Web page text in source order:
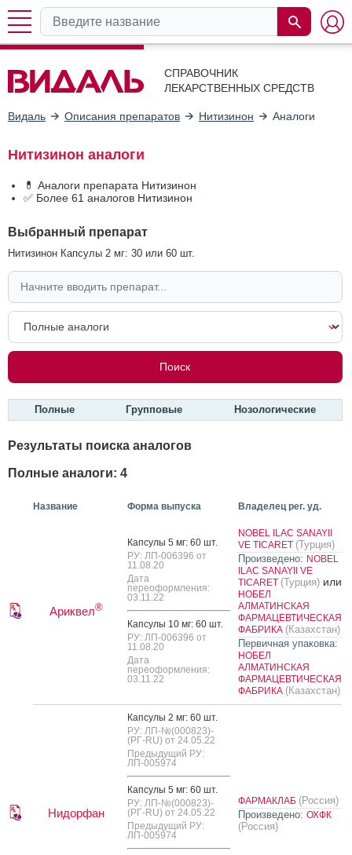
СПРАВОЧНИК
ЛЕКАРСТВЕННЫХ СРЕДСТВ
Видаль Описания препаратов Нитизинон Аналоги
Нитизинон аналоги
💊 Аналоги препарата Нитизинон
✅ Более 61 аналогов Нитизинон
Выбранный препарат
Нитизинон Капсулы 2 мг: 30 или 60 шт.
Полные Групповые Нозологические
Результаты поиска аналогов
Полные аналоги: 4
Название Форма выпуска Владелец рег. уд.
Ариквел®
Кап­су­лы 5 мг: 60 шт.
РУ: ЛП-006396 от
11.08.20
Дата
переоформления:
03.11.22
Кап­су­лы 10 мг: 60 шт.
РУ: ЛП-006396 от
11.08.20
Дата
переоформления:
03.11.22
NOBEL ILAC SANAYII
VE TICARET (Турция)
Произведено: NOBEL
ILAC SANAYII VE
TICARET (Турция) или
НОБЕЛ
АЛМАТИНСКАЯ
ФАРМАЦЕВТИЧЕСКАЯ
ФАБРИКА (Казахстан)
Первичная упаковка:
НОБЕЛ
АЛМАТИНСКАЯ
ФАРМАЦЕВТИЧЕСКАЯ
ФАБРИКА (Казахстан)
Нидорфан
Кап­су­лы 2 мг: 60 шт.
РУ: ЛП-№(000823)-
(РГ-RU) от 24.05.22
Предыдущий РУ:
ЛП-005974
Кап­су­лы 5 мг: 60 шт.
РУ: ЛП-№(000823)-
(РГ-RU) от 24.05.22
Предыдущий РУ:
ЛП-005974
ФАРМАКЛАБ (Россия)
Произведено: ОХФК
(Россия)